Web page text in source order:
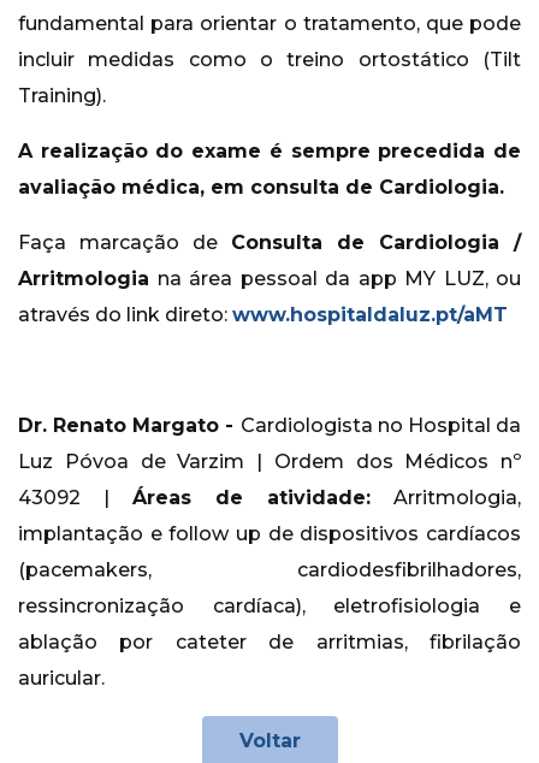
fundamental para orientar o tratamento, que pode
incluir medidas como o treino ortostático (Tilt
Training).
A realização do exame é sempre precedida de
avaliação médica, em consulta de Cardiologia.
Faça marcação de Consulta de Cardiologia /
Arritmologia na área pessoal da app MY LUZ, ou
através do link direto: www.hospitaldaluz.pt/aMT
Dr. Renato Margato - Cardiologista no Hospital da
Luz Póvoa de Varzim | Ordem dos Médicos nº
43092 | Áreas de atividade: Arritmologia,
implantação e follow up de dispositivos cardíacos
(pacemakers, cardiodesfibrilhadores,
ressincronização cardíaca), eletrofisiologia e
ablação por cateter de arritmias, fibrilação
auricular.
Voltar